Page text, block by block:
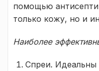
помощью
только кожу, но и
Наиболее
Спреи. Идеальны